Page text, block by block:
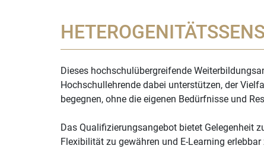
Dieses hochschulübergreifende
Hochschullehrende dabei unterstützen, der
begegnen, ohne die eigenen Bedürfnisse und
Das Qualifizierungsangebot bietet Gelegenheit
Flexibilität zu gewähren und E-Learning